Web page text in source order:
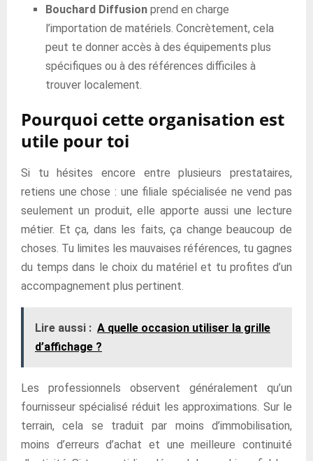
Bouchard Diffusion prend en charge
l’importation de matériels. Concrètement, cela
peut te donner accès à des équipements plus
spécifiques ou à des références difficiles à
trouver localement.
Pourquoi cette organisation est
utile pour toi
Si tu hésites encore entre plusieurs prestataires,
retiens une chose : une filiale spécialisée ne vend pas
seulement un produit, elle apporte aussi une lecture
métier. Et ça, dans les faits, ça change beaucoup de
choses. Tu limites les mauvaises références, tu gagnes
du temps dans le choix du matériel et tu profites d’un
accompagnement plus pertinent.
Lire aussi : A quelle occasion utiliser la grille
d’affichage ?
Les professionnels observent généralement qu’un
fournisseur spécialisé réduit les approximations. Sur le
terrain, cela se traduit par moins d’immobilisation,
moins d’erreurs d’achat et une meilleure continuité